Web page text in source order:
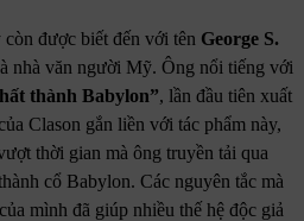
còn được biết đến với tên George S.
nhà văn người Mỹ. Ông nổi tiếng với
thành Babylon”, lần đầu tiên xuất
Clason gắn liền với tác phẩm này,
thời gian mà ông truyền tải qua
cổ Babylon. Các nguyên tắc mà
mình đã giúp nhiều thế hệ độc giả